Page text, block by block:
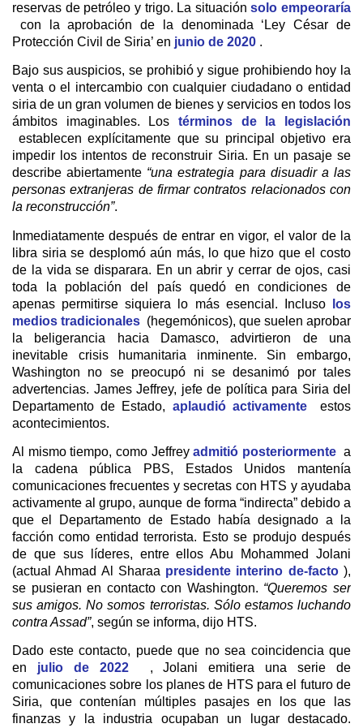
reservas de petróleo y trigo. La situaciónsolo empeoraría
con la aprobación de la denominada ‘Ley César de
Protección Civil de Siria’ en junio de 2020 .
Bajo sus auspicios, se prohibió y sigue prohibiendo hoy la
venta o el intercambio con cualquier ciudadano o entidad
siria de un gran volumen de bienes y servicios en todos los
ámbitos imaginables. Los términos de la legislación
establecen explícitamente que su principal objetivo era
impedir los intentos de reconstruir Siria. En un pasaje se
describe abiertamente “una estrategia para disuadir a las
personas extranjeras de firmar contratos relacionados con
la reconstrucción”.
Inmediatamente después de entrar en vigor, el valor de la
libra siria se desplomó aún más, lo que hizo que el costo
de la vida se disparara. En un abrir y cerrar de ojos, casi
toda la población del país quedó en condiciones de
apenas permitirse siquiera lo más esencial. Incluso
los
medios tradicionales (hegemónicos), que suelen aprobar
la beligerancia hacia Damasco, advirtieron de una
inevitable crisis humanitaria inminente. Sin embargo,
Washington no se preocupó ni se desanimó por tales
advertencias. James Jeffrey, jefe de política para Siria del
Departamento de Estado, aplaudió activamenteestos
acontecimientos.
Al mismo tiempo, como Jeffreyadmitió posteriormentea
la cadena pública PBS, Estados Unidos mantenía
comunicaciones frecuentes y secretas con HTS y ayudaba
activamente al grupo, aunque de forma “indirecta” debido a
que el Departamento de Estado había designado a la
facción como entidad terrorista. Esto se produjo después
de que sus líderes, entre ellos Abu Mohammed Jolani
(actual Ahmad Al Sharaa presidente interino de-facto),
se pusieran en contacto con Washington. “Queremos ser
sus amigos. No somos terroristas. Sólo estamos luchando
contra Assad”, según se informa, dijo HTS.
Dado este contacto, puede que no sea coincidencia que
en julio de 2022, Jolani emitiera una serie de
comunicaciones sobre los planes de HTS para el futuro de
Siria, que contenían múltiples pasajes en los que las
finanzas y la industria ocupaban un lugar destacado.